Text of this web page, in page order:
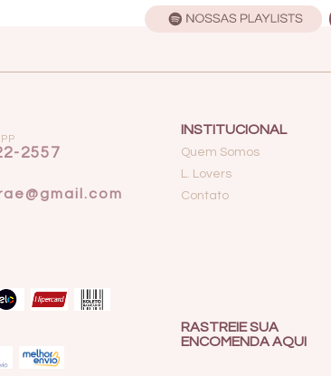
2557
INSTITUCIONAL
Quem Somos
L. Lovers
Contato
RASTREIE SUA
ENCOMENDA AQUI